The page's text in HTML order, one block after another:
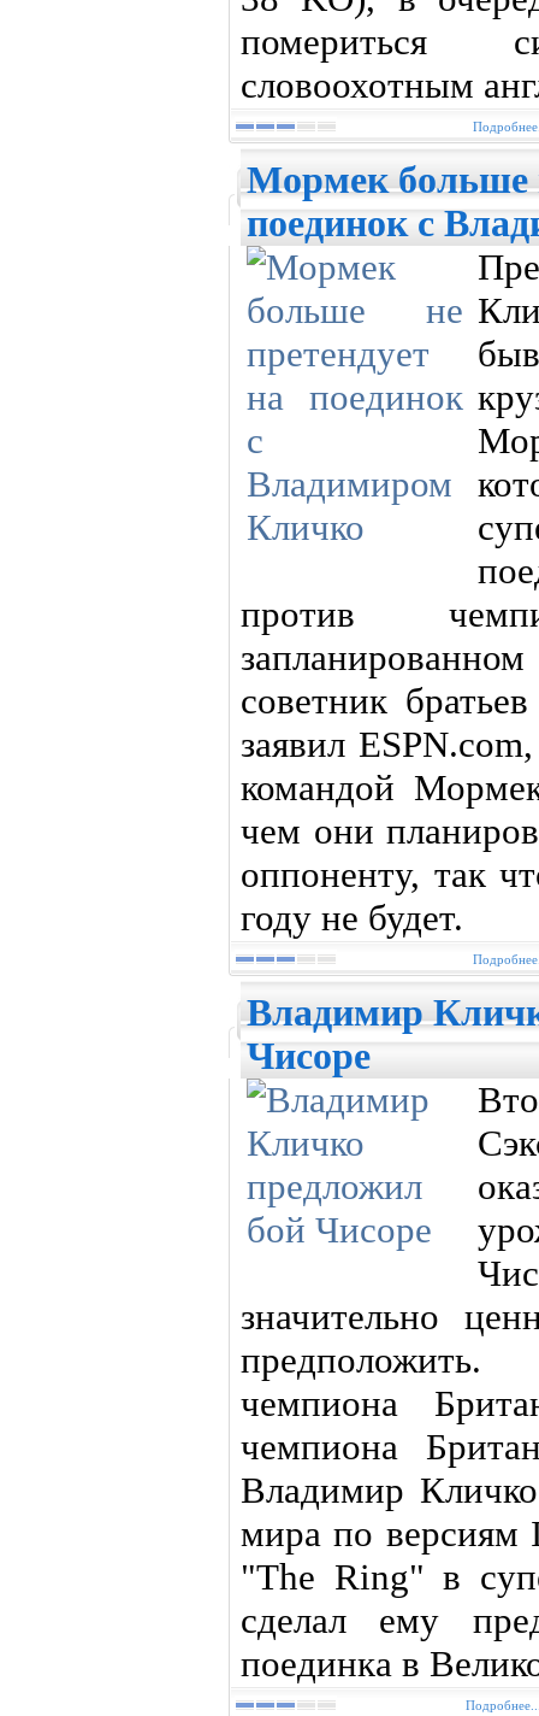
помериться
словоохотным
Мормек больше
поединок с
против
советник
заявил
командой
чем они
оппоненту, так
году не будет.
Владимир
Чисоре
значительно
чемпиона
чемпиона
Владимир
мира по версиям
"The Ring" в
сделал ему
поединка в